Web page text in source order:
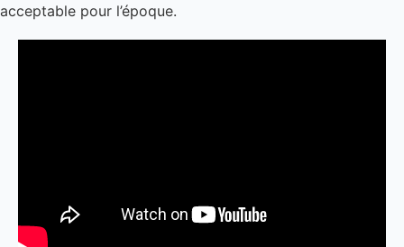
acceptable pour l’époque.